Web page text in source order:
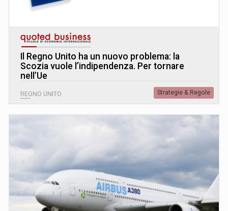
Il Regno Unito ha un nuovo problema: la
Scozia vuole l’indipendenza. Per tornare
nell’Ue
REGNO UNITO Strategie & Regole